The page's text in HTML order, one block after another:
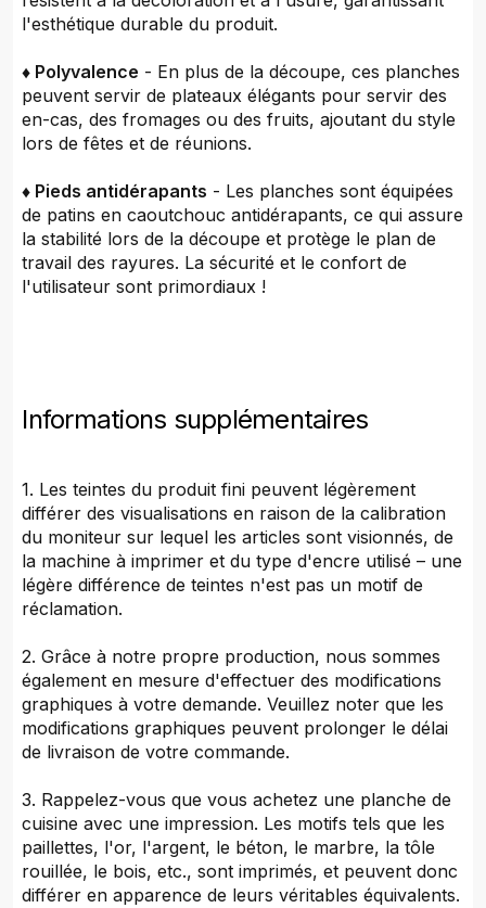
l'esthétique durable du produit.
♦ Polyvalence - En plus de la découpe, ces planches
peuvent servir de plateaux élégants pour servir des
en-cas, des fromages ou des fruits, ajoutant du style
lors de fêtes et de réunions.
♦ Pieds antidérapants - Les planches sont équipées
de patins en caoutchouc antidérapants, ce qui assure
la stabilité lors de la découpe et protège le plan de
travail des rayures. La sécurité et le confort de
l'utilisateur sont primordiaux !
Informations supplémentaires
1. Les teintes du produit fini peuvent légèrement
différer des visualisations en raison de la calibration
du moniteur sur lequel les articles sont visionnés, de
la machine à imprimer et du type d'encre utilisé – une
légère différence de teintes n'est pas un motif de
réclamation.
2. Grâce à notre propre production, nous sommes
également en mesure d'effectuer des modifications
graphiques à votre demande. Veuillez noter que les
modifications graphiques peuvent prolonger le délai
de livraison de votre commande.
3. Rappelez-vous que vous achetez une planche de
cuisine avec une impression. Les motifs tels que les
paillettes, l'or, l'argent, le béton, le marbre, la tôle
rouillée, le bois, etc., sont imprimés, et peuvent donc
différer en apparence de leurs véritables équivalents.